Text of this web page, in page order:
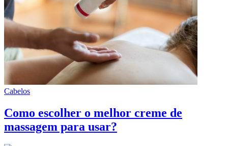
Cabelos
Como escolher o melhor creme de
massagem para usar?